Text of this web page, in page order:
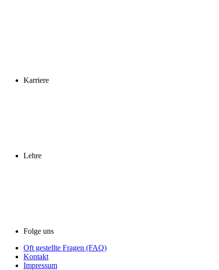
Karriere
Lehre
Folge uns
Oft gestellte Fragen (FAQ)
Kontakt
Impressum